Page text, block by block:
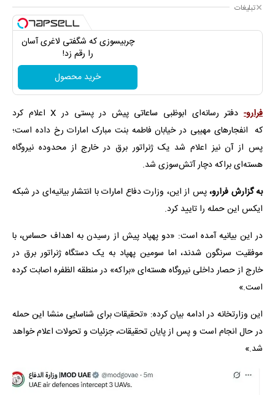
تبلیغات
چربیسوزی که شگفتی لاغری آسان
را رقم زد!
خرید محصول
فرارو-
دفتر رسانه‌ای ابوظبی ساعاتی پیش در پستی در X اعلام کرد
که انفجارهای مهیبی در خیابان فاطمه بنت مبارک امارات رخ داده است؛
پس از آن نیز اعلام شد یک ژنراتور برق در خارج از محدوده نیروگاه
هسته‌ای براکه دچار آتش‌سوزی شد.
به گزارش فرارو،پس از این، وزارت دفاع امارات با انتشار بیانیه‌ای در شبکه
ایکس این حمله را تایید کرد.
در این بیانیه آمده است: «دو پهپاد پیش از رسیدن به اهداف حساس، با
موفقیت سرنگون شدند، اما سومین پهپاد به یک دستگاه ژنراتور برق در
خارج از حصار داخلی نیروگاه هسته‌ای «براکه» در منطقه الظفره اصابت کرده
است.»
این وزارتخانه در ادامه بیان کرده: «تحقیقات برای شناسایی منشا این حمله
در حال انجام است و پس از پایان تحقیقات، جزئیات و تحولات اعلام خواهد
شد.»